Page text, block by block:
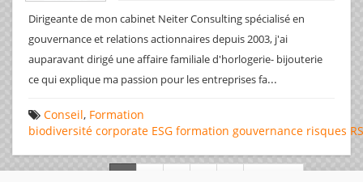
Dirigeante de mon cabinet Neiter Consulting spécialisé en
gouvernance et relations actionnaires depuis 2003, j'ai
auparavant dirigé une affaire familiale d'horlogerie- bijouterie
ce qui explique ma passion pour les entreprises fa...
Conseil, Formation
biodiversité corporate ESG formation gouvernance risques